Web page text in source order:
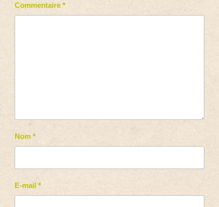
Commentaire *
Nom *
E-mail *